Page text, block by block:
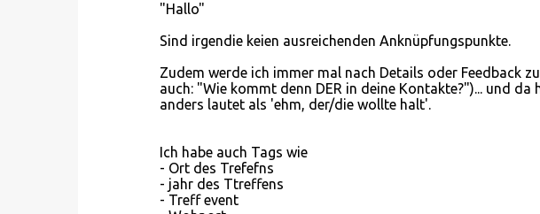
"Hallo"
Sind irgendie keien ausreichenden Anknüpfungspunkte.
Zudem werde ich immer mal nach Details oder Feedback
auch: "Wie kommt denn DER in deine Kontakte?")... und
anders lautet als 'ehm, der/die wollte halt'.
Ich habe auch Tags wie
- Ort des Trefefns
- jahr des Ttreffens
- Treff event